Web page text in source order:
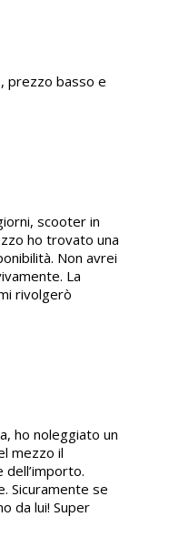
prezzo basso e
scooter in
ho trovato una
Non avrei
La
rivolgerò
ho noleggiato un
mezzo il
Sicuramente se
da lui! Super